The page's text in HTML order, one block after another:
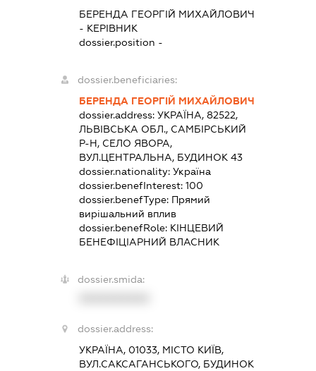
БЕРЕНДА ГЕОРГІЙ МИХАЙЛОВИЧ
- КЕРІВНИК
dossier.position -
dossier.beneficiaries:
БЕРЕНДА ГЕОРГІЙ МИХАЙЛОВИЧ
dossier.address: УКРАЇНА, 82522,
ЛЬВІВСЬКА ОБЛ., САМБІРСЬКИЙ
Р-Н, СЕЛО ЯВОРА,
ВУЛ.ЦЕНТРАЛЬНА, БУДИНОК 43
dossier.nationality: Україна
dossier.benefInterest: 100
dossier.benefType: Прямий
вирішальний вплив
dossier.benefRole: КІНЦЕВИЙ
БЕНЕФІЦІАРНИЙ ВЛАСНИК
dossier.smida:
dossier.address:
УКРАЇНА, 01033, МІСТО КИЇВ,
ВУЛ.САКСАГАНСЬКОГО, БУДИНОК